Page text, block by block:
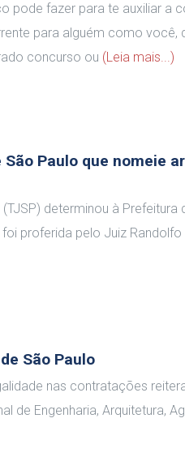
pode fazer para te auxiliar a
para alguém como você,
concurso ou (Leia mais...)
Paulo que nomeie
determinou à Prefeitura
proferida pelo Juiz Randolfo
São Paulo
nas contratações
de Engenharia, Arquitetura,